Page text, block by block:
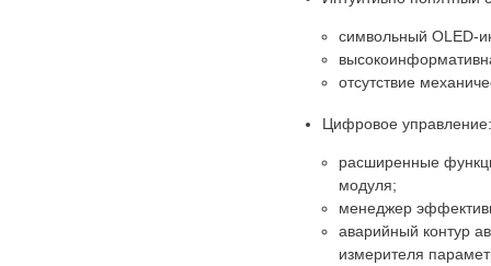
символьный OLED-
отсутствие
Цифровое управление:
расширенные
модуля;
менеджер
аварийный контур
измерителя